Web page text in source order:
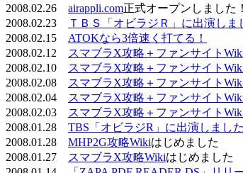
2008.02.26 airappli.com正式オープンしました！
2008.02.23
ＴＢＳ「オビラジＲ」に出演しま
2008.02.15 ATOKなら3倍速く打てる！
2008.02.12
スマブラX攻略＋ファンサイト
2008.02.10
スマブラX攻略＋ファンサイト
2008.02.08
スマブラX攻略＋ファンサイト
2008.02.04
スマブラX攻略＋ファンサイト
2008.02.03
スマブラX攻略＋ファンサイト
2008.01.28 TBS「オビラジR」に出演しま
2008.01.28 MHP2G攻略Wikiはじめました
2008.01.27
スマブラX攻略Wikiはじめました